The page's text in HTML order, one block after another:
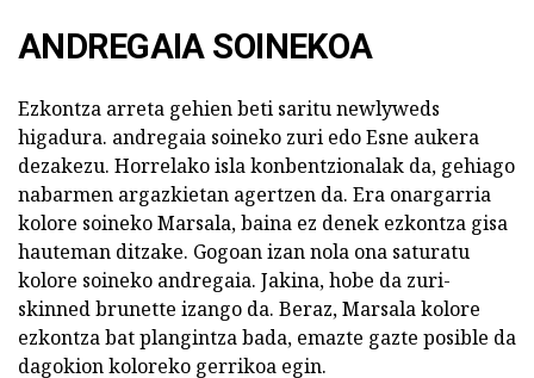
ANDREGAIA SOINEKOA
Ezkontza arreta gehien beti saritu newlyweds
higadura. andregaia soineko zuri edo Esne aukera
dezakezu. Horrelako isla konbentzionalak da, gehiago
nabarmen argazkietan agertzen da. Era onargarria
kolore soineko Marsala, baina ez denek ezkontza gisa
hauteman ditzake. Gogoan izan nola ona saturatu
kolore soineko andregaia. Jakina, hobe da zuri-
skinned brunette izango da. Beraz, Marsala kolore
ezkontza bat plangintza bada, emazte gazte posible da
dagokion koloreko gerrikoa egin.